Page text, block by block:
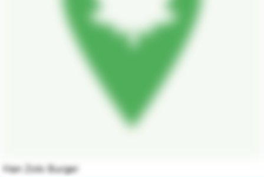
Han Zolo Burger